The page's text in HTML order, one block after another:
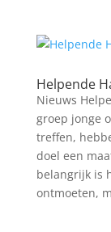
Helpende
Nieuws
groep jonge
treffen,
doel een
belangrijk is
ontmoeten,